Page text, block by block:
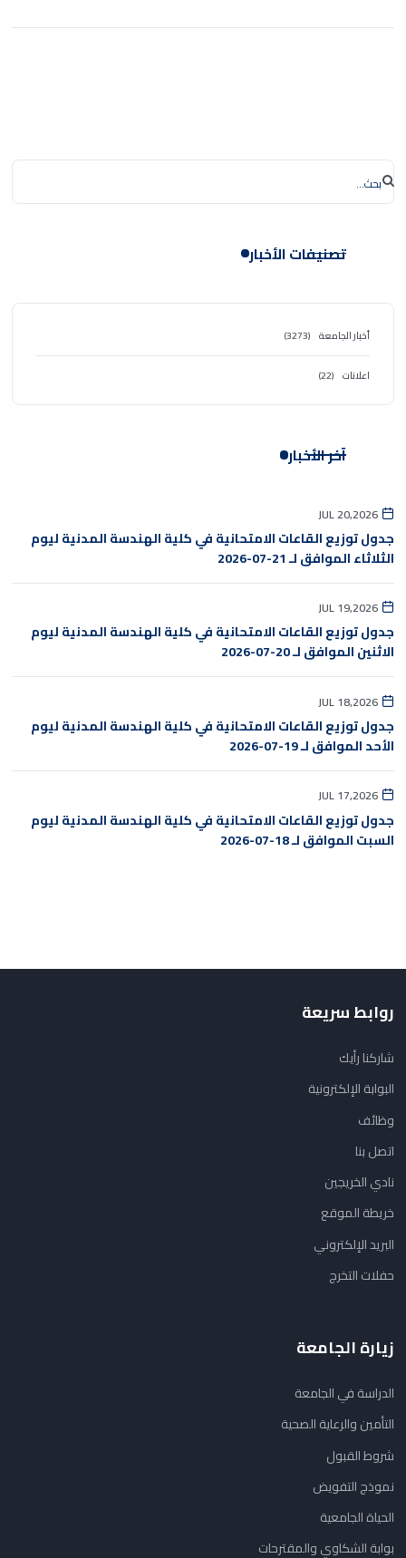
تصنيفات الأخبار
أخبار الجامعة (3273)
اعلانات (22)
آخر الأخبار
JUL 20,2026
جدول توزيع القاعات الامتحانية في كلية الهندسة المدنية ليوم
الثلاثاء الموافق لـ 21-07-2026
JUL 19,2026
جدول توزيع القاعات الامتحانية في كلية الهندسة المدنية ليوم
الاثنين الموافق لـ 20-07-2026
JUL 18,2026
جدول توزيع القاعات الامتحانية في كلية الهندسة المدنية ليوم
الأحد الموافق لـ 19-07-2026
JUL 17,2026
جدول توزيع القاعات الامتحانية في كلية الهندسة المدنية ليوم
السبت الموافق لـ 18-07-2026
روابط سريعة
شاركنا رأيك
البوابة الإلكترونية
وظائف
اتصل بنا
نادي الخريجين
خريطة الموقع
البريد الإلكتروني
حفلات التخرج
زيارة الجامعة
الدراسة في الجامعة
التأمين والرعاية الصحية
شروط القبول
نموذج التفويض
الحياة الجامعية
بوابة الشكاوي والمقترحات